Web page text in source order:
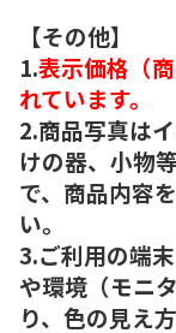
【その他】
1.表示価格（
れています。
2.商品写真は
けの器、小物
で、商品内容
い。
3.ご利用の端
や環境（モニ
り、色の見え